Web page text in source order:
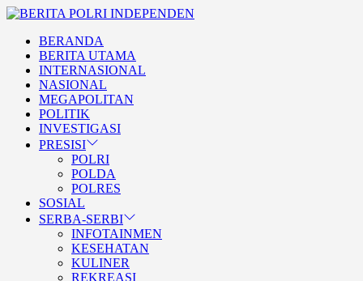
Skip
content
BERITA POLRI
INDEPENDEN
BERANDA
BERITA UTAMA
INTERNASIONAL
NASIONAL
MEGAPOLITAN
POLITIK
INVESTIGASI
PRESISI
POLRI
POLDA
POLRES
SOSIAL
SERBA-SERBI
INFOTAINMEN
KESEHATAN
KULINER
REKREASI